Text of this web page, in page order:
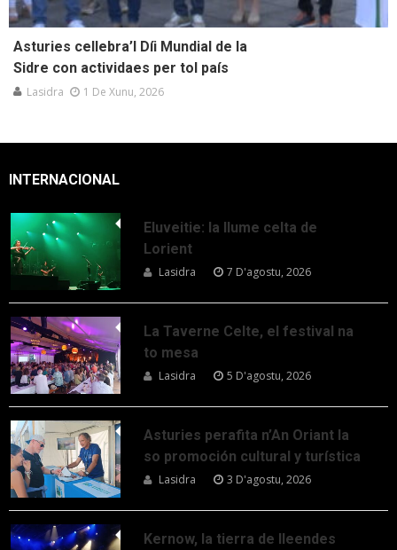
Asturies cellebra’l Díi Mundial de la
Sidre con actividaes per tol país
Lasidra 1 De Xunu, 2026
INTERNACIONAL
Eluveitie: la llume celta de
Lorient
Lasidra 7 D'agostu, 2026
La Taverne Celte, el festival na
to mesa
Lasidra 5 D'agostu, 2026
Asturies perafita n’An Oriant la
so promoción cultural y turística
Lasidra 3 D'agostu, 2026
Kernow, la tierra de lleendes